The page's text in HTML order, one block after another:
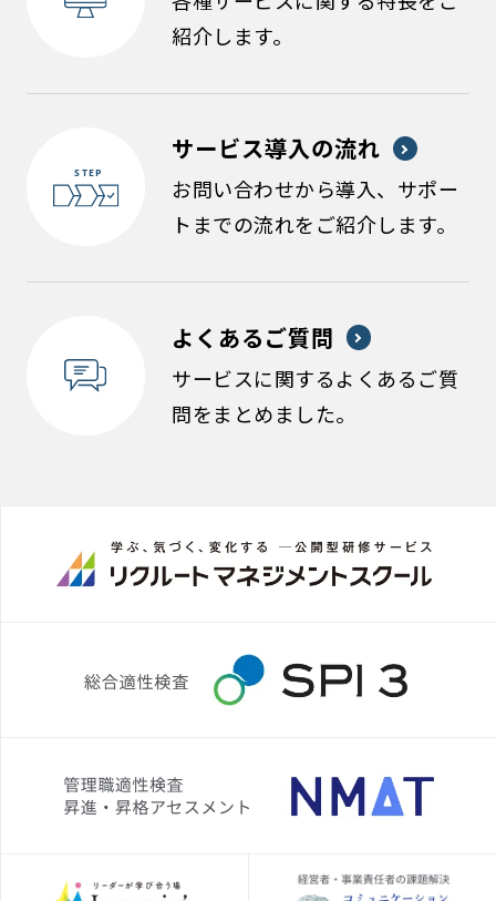
紹介します。
サービス導入の流れ
お問い合わせから導入、サポー
トまでの流れをご紹介します。
よくあるご質問
サービスに関するよくあるご質
問をまとめました。